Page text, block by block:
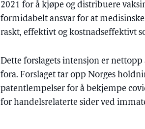
2021 for å kjøpe og distribuere
formidabelt ansvar for at
raskt, effektivt og kostnadseffektivt
Dette forslagets intensjon er
fora. Forslaget tar opp Norges
patentlempelser for å bekjempe
for handelsrelaterte sider ved